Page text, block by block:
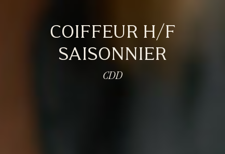
COIFFEUR H/F
SAISONNIER
CDD